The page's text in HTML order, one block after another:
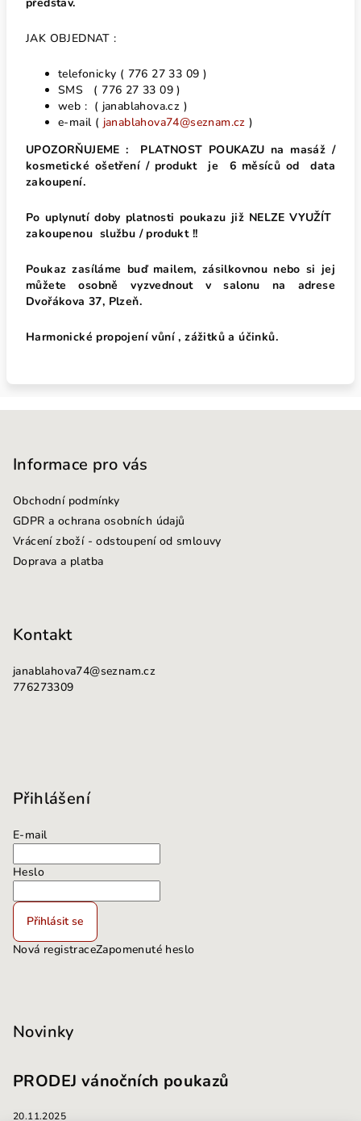
JAK OBJEDNAT :
telefonicky ( 776 27 33 09 )
SMS ( 776 27 33 09 )
web : ( janablahova.cz )
e-mail ( janablahova74@seznam.cz)
UPOZORŇUJEME : PLATNOST POUKAZU na masáž /
kosmetické ošetření / produkt
je 6 měsíců od data
zakoupení.
Po uplynutí doby platnosti poukazu již NELZE VYUŽÍT
zakoupenou službu / produkt !!
Poukaz zasíláme buď mailem, zásilkovnou nebo si jej
můžete osobně vyzvednout v salonu na adrese
Dvořákova 37, Plzeň.
Harmonické propojení vůní , zážitků a účinků.
Informace pro vás
Obchodní podmínky
GDPR a ochrana osobních údajů
Vrácení zboží - odstoupení od smlouvy
Doprava a platba
Kontakt
janablahova74@seznam.cz
776273309
Přihlášení
E-mail
Heslo
Přihlásit se
Nová registraceZapomenuté heslo
Novinky
PRODEJ vánočních poukazů
20.11.2025